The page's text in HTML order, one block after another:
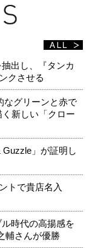
出し、『タンカ
クさせる
なグリーンと赤で
く新しい「クロー
」が証明し
トで貴店名入
時代の高揚感を
輔さんが優勝